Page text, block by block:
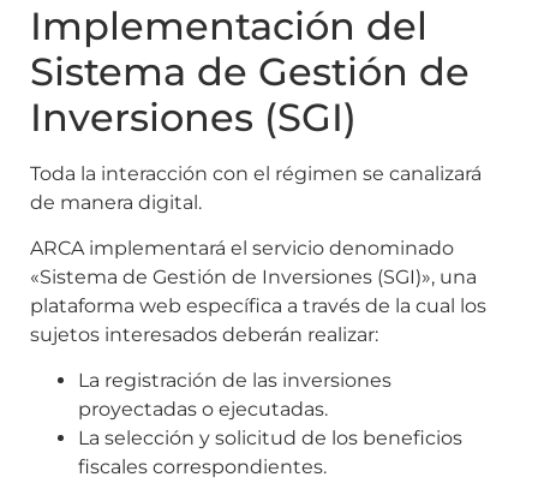
Implementación del
Sistema de Gestión de
Inversiones (SGI)
Toda la interacción con el régimen se canalizará
de manera digital.
ARCA implementará el servicio denominado
«Sistema de Gestión de Inversiones (SGI)», una
plataforma web específica a través de la cual los
sujetos interesados deberán realizar:
La registración de las inversiones
proyectadas o ejecutadas.
La selección y solicitud de los beneficios
fiscales correspondientes.